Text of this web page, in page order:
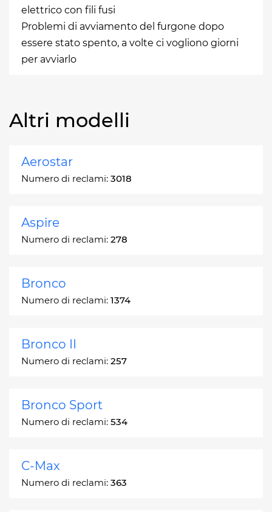
elettrico con fili fusi
Problemi di avviamento del furgone dopo
essere stato spento, a volte ci vogliono giorni
per avviarlo
Altri modelli
Aerostar
Numero di reclami: 3018
Aspire
Numero di reclami: 278
Bronco
Numero di reclami: 1374
Bronco II
Numero di reclami: 257
Bronco Sport
Numero di reclami: 534
C-Max
Numero di reclami: 363